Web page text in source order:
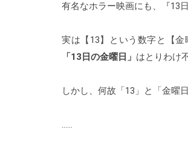
有名なホラー映画にも、『13
実は【13】という数字と【
「13日の金曜日」 はとりわけ
しかし、何故「13」と「金曜
……